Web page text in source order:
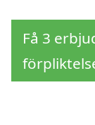
Få 3